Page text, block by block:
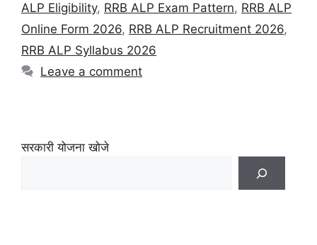
ALP Eligibility, RRB ALP Exam Pattern, RRB ALP
Online Form 2026, RRB ALP Recruitment 2026,
RRB ALP Syllabus 2026
Leave a comment
सरकारी योजना खोजे